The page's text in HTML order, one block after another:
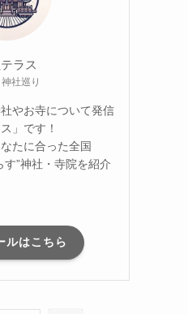
ラス
社巡り
やお寺について発信
」です！
たに合った全国
す”神社・寺院を紹介
ルはこちら